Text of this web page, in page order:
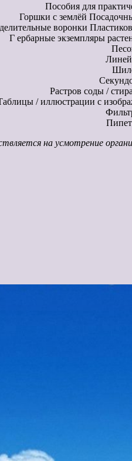
Пособия для
Горшки с землёй
воронки
Г ербарные экземпляры
Растров соды /
/ иллюстрации с
на усмотрение